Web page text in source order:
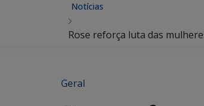
Notícias
Rose reforça luta das
Geral